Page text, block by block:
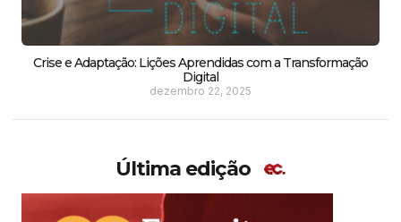
Crise e Adaptação: Lições Aprendidas com a Transformação
Digital
dezembro 22, 2025
Última edição